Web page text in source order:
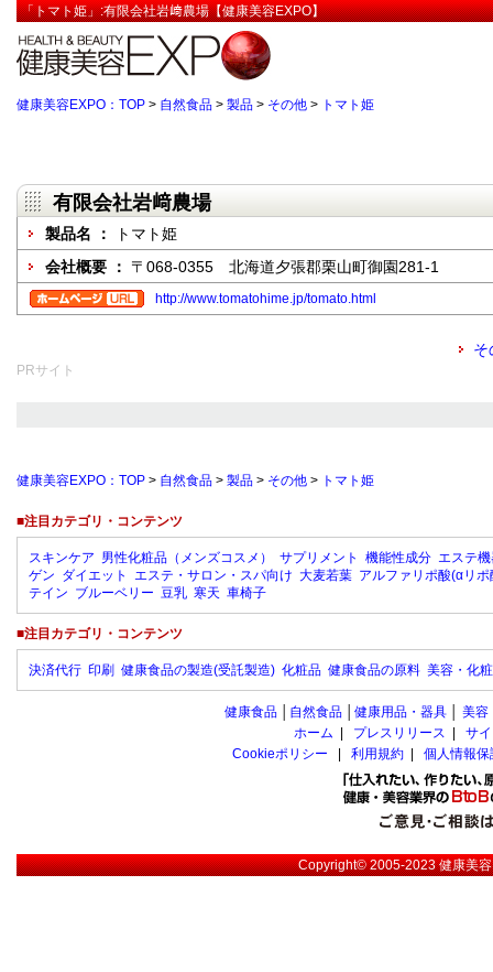
「トマト姫」:有限会社岩﨑農場【健康美容EXPO】
健康美容EXPO：TOP > 自然食品 > 製品 > その他 > トマト姫
有限会社岩﨑農場
製品名 ：
トマト姫
会社概要 ： 〒068-0355 北海道夕張郡栗山町御園281-1
http://www.tomatohime.jp/tomato.html
そ
PRサイト
健康美容EXPO：TOP > 自然食品 > 製品 > その他 > トマト姫
■注目カテゴリ・コンテンツ
スキンケア 男性化粧品（メンズコスメ） サプリメント 機能性成分 エステ
ゲン ダイエット エステ・サロン・スパ向け 大麦若葉 アルファリポ酸(αリポ
テイン ブルーベリー 豆乳 寒天 車椅子
■注目カテゴリ・コンテンツ
決済代行 印刷 健康食品の製造(受託製造) 化粧品 健康食品の原料 美容・化
健康食品 自然食品 健康用品・器具 美容
ホーム
プレスリリース
サ
Cookieポリシー
利用規約 個人情報
Copyright© 2005-2023健康美